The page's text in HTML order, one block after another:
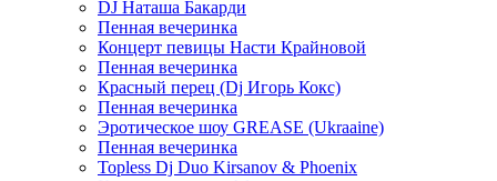
DJ Наташа Бакарди
Пенная вечеринка
Концерт певицы Насти Крайновой
Пенная вечеринка
Красный перец (Dj Игорь Кокс)
Пенная вечеринка
Эротическое шоу GREASE (Ukraaine)
Пенная вечеринка
Topless Dj Duo Kirsanov & Phoenix